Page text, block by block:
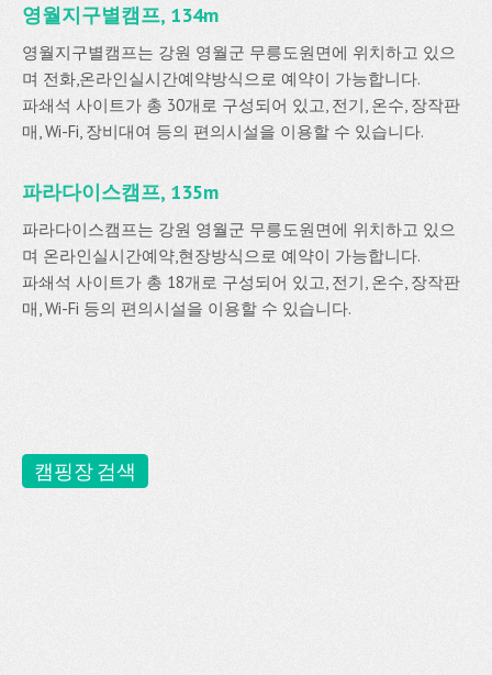
영월지구별캠프, 134m
영월지구별캠프는 강원 영월군 무릉도원면에 위치하고 있으
며 전화,온라인실시간예약방식으로 예약이 가능합니다.
파쇄석 사이트가 총 30개로 구성되어 있고, 전기, 온수, 장작판
매, Wi-Fi, 장비대여 등의 편의시설을 이용할 수 있습니다.
파라다이스캠프, 135m
파라다이스캠프는 강원 영월군 무릉도원면에 위치하고 있으
며 온라인실시간예약,현장방식으로 예약이 가능합니다.
파쇄석 사이트가 총 18개로 구성되어 있고, 전기, 온수, 장작판
매, Wi-Fi 등의 편의시설을 이용할 수 있습니다.
캠핑장 검색